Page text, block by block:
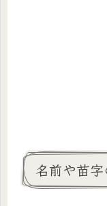
名前や苗